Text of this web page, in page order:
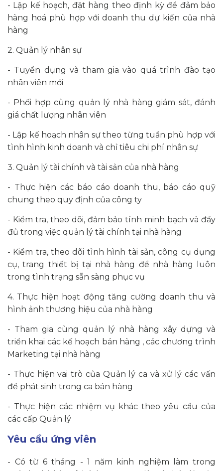
- Lập kế hoạch, đặt hàng theo định kỳ để đảm bảo
hàng hoá phù hợp với doanh thu dự kiến của nhà
hàng
2. Quản lý nhân sự
- Tuyển dụng và tham gia vào quá trình đào tạo
nhân viên mới
- Phối hợp cùng quản lý nhà hàng giám sát, đánh
giá chất lượng nhân viên
- Lập kế hoạch nhân sự theo từng tuần phù hợp với
tình hình kinh doanh và chỉ tiêu chi phí nhân sự
3. Quản lý tài chính và tài sản của nhà hàng
- Thực hiện các báo cáo doanh thu, báo cáo quỹ
chung theo quy định của công ty
- Kiểm tra, theo dõi, đảm bảo tính minh bạch và đầy
đủ trong việc quản lý tài chính tại nhà hàng
- Kiểm tra, theo dõi tình hình tài sản, công cụ dụng
cụ, trang thiết bị tại nhà hàng để nhà hàng luôn
trong tình trạng sẵn sàng phục vụ
4. Thực hiện hoạt động tăng cường doanh thu và
hình ảnh thương hiệu của nhà hàng
- Tham gia cùng quản lý nhà hàng xây dựng và
triển khai các kế hoạch bán hàng , các chương trình
Marketing tại nhà hàng
- Thực hiện vai trò của Quản lý ca và xử lý các vấn
đề phát sinh trong ca bán hàng
- Thực hiện các nhiệm vụ khác theo yêu cầu của
các cấp Quản lý
Yêu cầu ứng viên
- Có từ 6 tháng - 1 năm kinh nghiệm làm trong